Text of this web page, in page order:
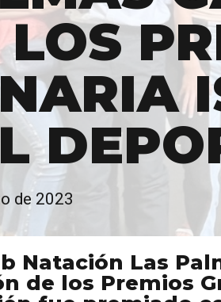
de 2023
Natación Las
de los Premios